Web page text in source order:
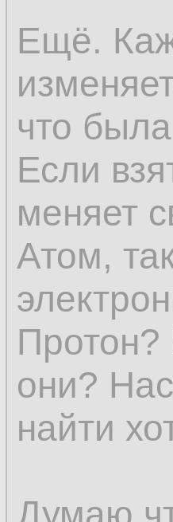
же
как оно
всех
и
Ещё.
что
Если
меняет
Атом,
Протон?
они?
найти